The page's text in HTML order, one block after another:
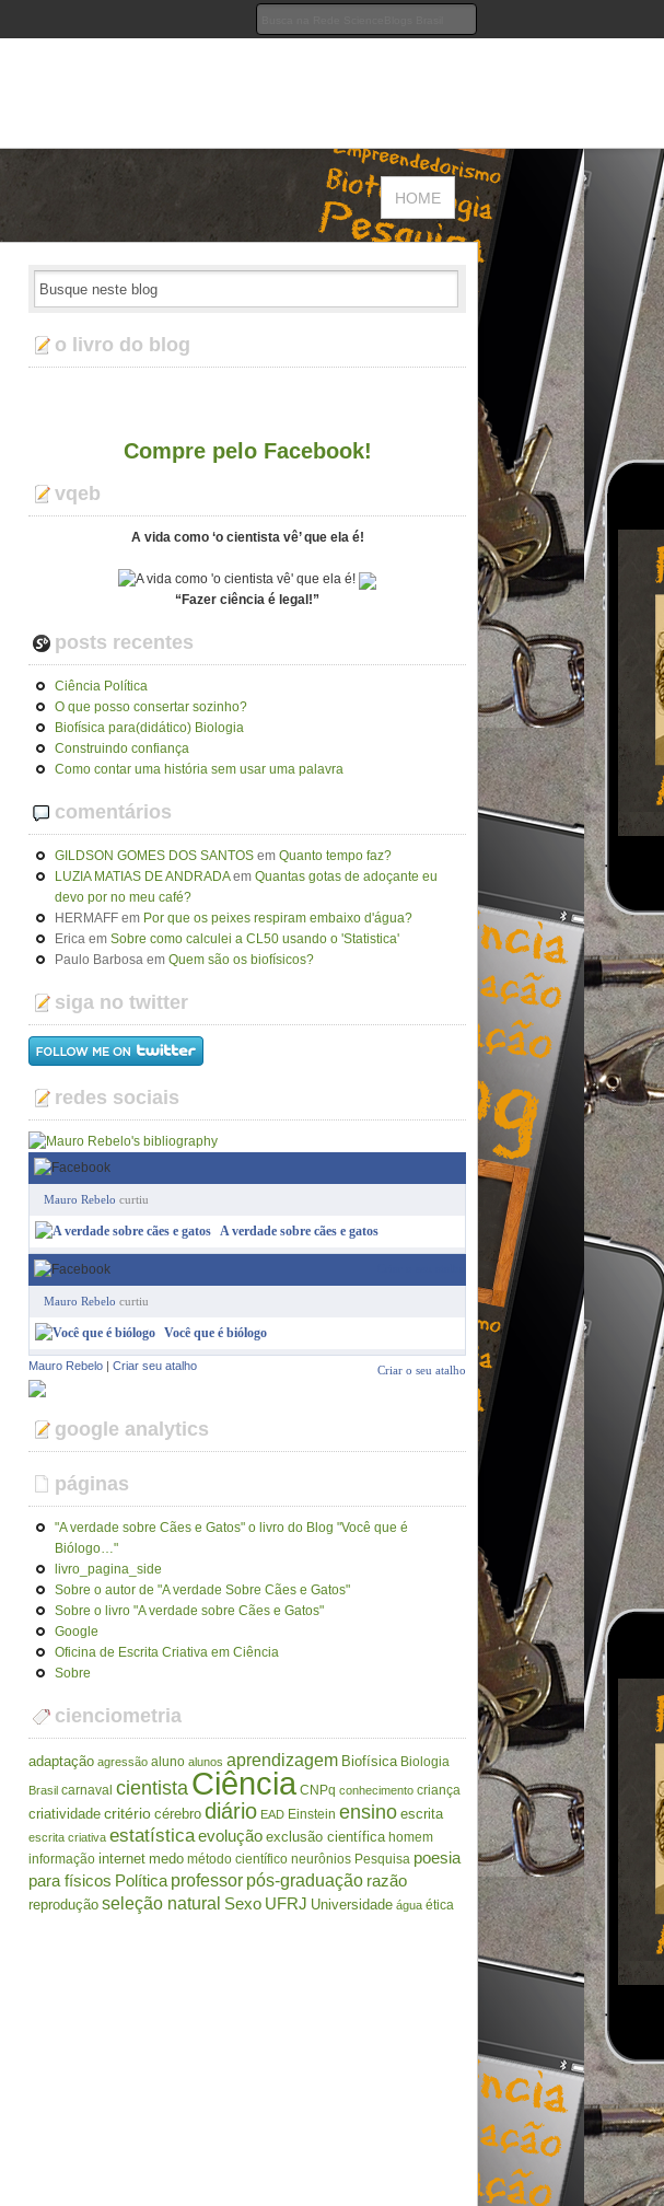
HOME
o livro do blog
Compre pelo Facebook!
vqeb
A vida como ‘o cientista vê’ que ela é!
“Fazer ciência é legal!”
posts recentes
Ciência Política
O que posso consertar sozinho?
Biofísica para(didático) Biologia
Construindo confiança
Como contar uma história sem usar uma palavra
comentários
GILDSON GOMES DOS SANTOS em Quanto tempo faz?
LUZIA MATIAS DE ANDRADAem Quantas gotas de adoçante eu
devo por no meu café?
HERMAFF em Por que os peixes respiram embaixo d'água?
Erica em Sobre como calculei a CL50 usando o 'Statistica'
Paulo Barbosa em Quem são os biofísicos?
siga no twitter
redes sociais
Mauro Rebelo curtiu
A verdade sobre cães e gatos
Mauro Rebelo curtiu
Você que é biólogo
Criar o seu atalho
Mauro Rebelo | Criar seu atalho
google analytics
páginas
"A verdade sobre Cães e Gatos" o livro do Blog "Você que é
Biólogo…"
livro_pagina_side
Sobre o autor de "A verdade Sobre Cães e Gatos"
Sobre o livro "A verdade sobre Cães e Gatos"
Google
Oficina de Escrita Criativa em Ciência
Sobre
cienciometria
adaptação agressão aluno alunos aprendizagem Biofísica Biologia
Brasil carnaval cientista Ciência CNPq conhecimento criança
criatividade critério cérebro diário EAD Einstein ensino escrita
escrita criativa estatísticaevolução exclusão científica homem
informação internet medo método científico neurônios Pesquisa poesia
para físicos Política professor pós-graduação razão
reprodução seleção natural Sexo UFRJ Universidade água ética